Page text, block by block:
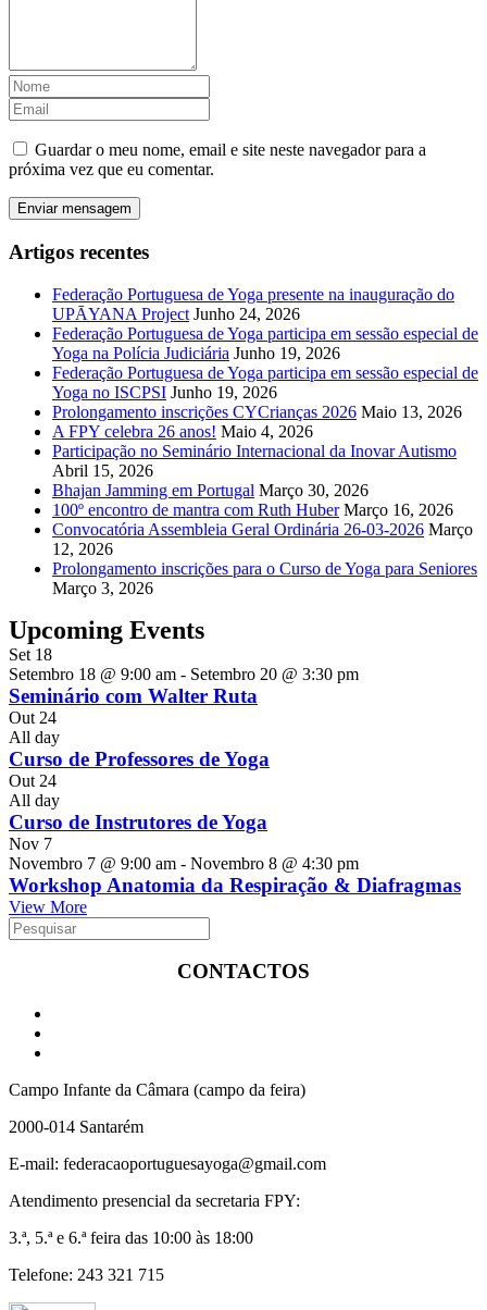
Guardar o meu nome, email e site neste navegador para a
próxima vez que eu comentar.
Artigos recentes
Federação Portuguesa de Yoga presente na inauguração do
UPĀYANA Project Junho 24, 2026
Federação Portuguesa de Yoga participa em sessão especial de
Yoga na Polícia Judiciária Junho 19, 2026
Federação Portuguesa de Yoga participa em sessão especial de
Yoga no ISCPSI Junho 19, 2026
Prolongamento inscrições CYCrianças 2026 Maio 13, 2026
A FPY celebra 26 anos! Maio 4, 2026
Participação no Seminário Internacional da Inovar Autismo
Abril 15, 2026
Bhajan Jamming em Portugal Março 30, 2026
100º encontro de mantra com Ruth Huber Março 16, 2026
Convocatória Assembleia Geral Ordinária 26-03-2026 Março
12, 2026
Prolongamento inscrições para o Curso de Yoga para Seniores
Março 3, 2026
Upcoming Events
Set 18
Setembro 18 @ 9:00 am - Setembro 20 @ 3:30 pm
Seminário com Walter Ruta
Out 24
All day
Curso de Professores de Yoga
Out 24
All day
Curso de Instrutores de Yoga
Nov 7
Novembro 7 @ 9:00 am - Novembro 8 @ 4:30 pm
Workshop Anatomia da Respiração & Diafragmas
View More
CONTACTOS
Campo Infante da Câmara (campo da feira)
2000-014 Santarém
E-mail: federacaoportuguesayoga@gmail.com
Atendimento presencial da secretaria FPY:
3.ª, 5.ª e 6.ª feira das 10:00 às 18:00
Telefone: 243 321 715